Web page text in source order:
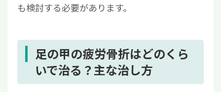
も検討する必要があります。
足の甲の疲労骨折はどのくら
いで治る？主な治し方